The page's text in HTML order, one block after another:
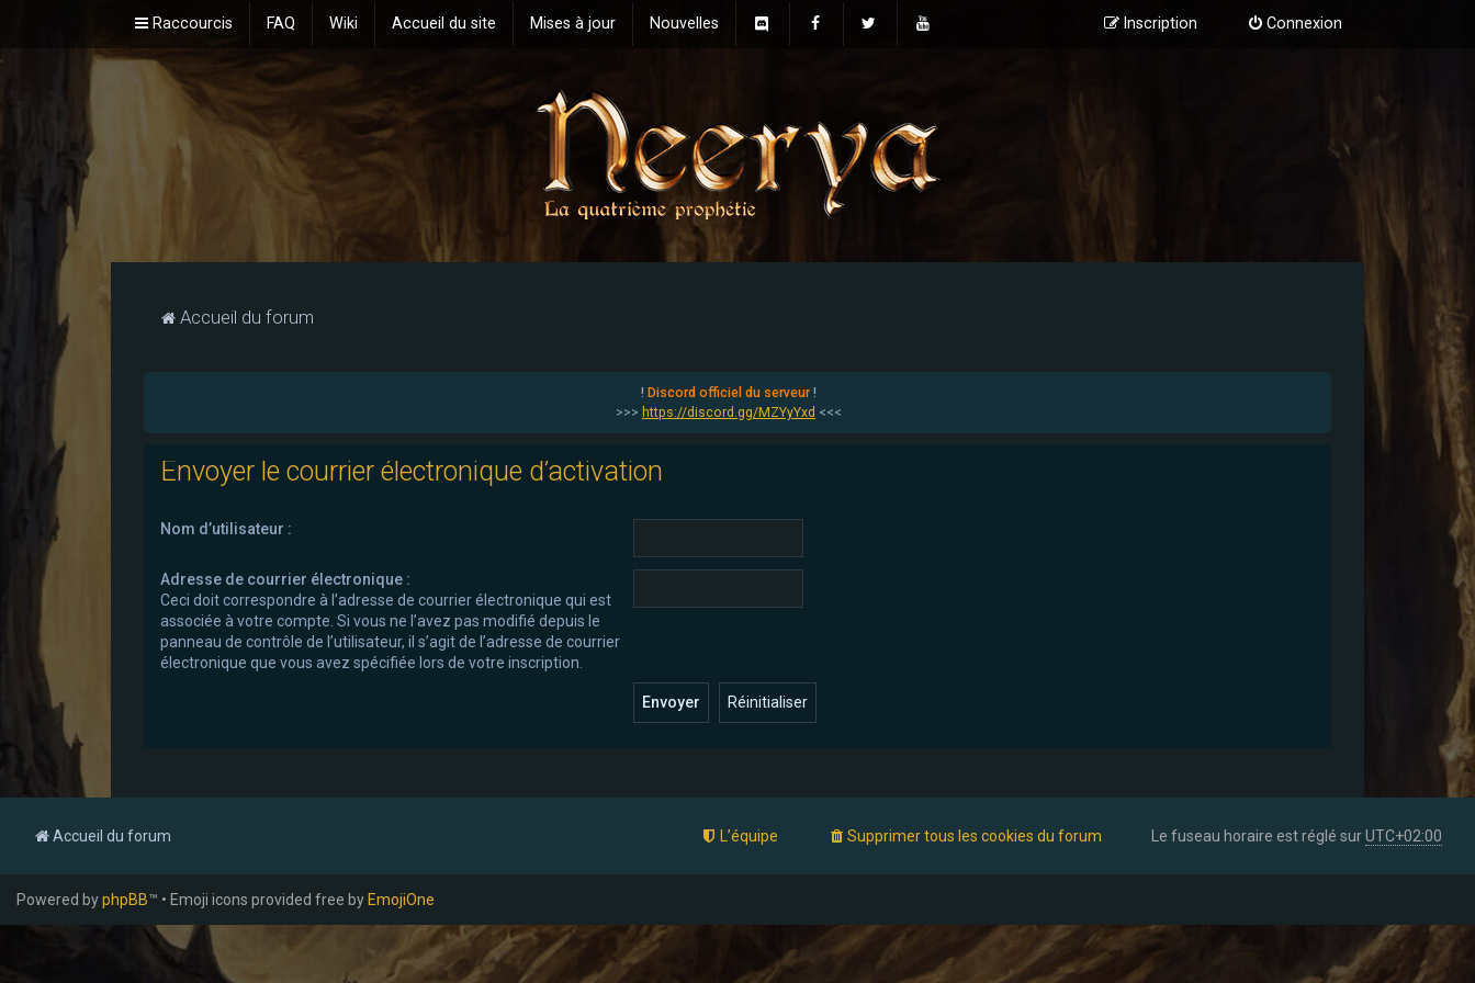
Raccourcis FAQ Wiki Accueil du site Mises à jour Nouvelles Connexion
Inscription
Accueil du forum
! Discord officiel du serveur!
>>> https://discord.gg/MZYyYxd <<<
Envoyer le courrier électronique d’activation
Nom d’utilisateur :
Adresse de courrier électronique :
Ceci doit correspondre à l’adresse de courrier électronique qui est
associée à votre compte. Si vous ne l’avez pas modifié depuis le
panneau de contrôle de l’utilisateur, il s’agit de l’adresse de courrier
électronique que vous avez spécifiée lors de votre inscription.
Accueil du forum Le fuseau horaire est réglé surUTC+02:00
Supprimer tous les cookies du forum
L’équipe
Powered byphpBB™ • Emoji icons provided free by EmojiOne